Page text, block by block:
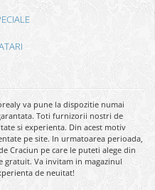
va pune la dispozitie numai
Toti furnizorii nostri de
si experienta. Din acest motiv
pe site. In urmatoarea perioada,
Craciun pe care le puteti alege din
gratuit. Va invitam in magazinul
de neuitat!